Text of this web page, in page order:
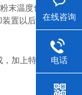
末温度也不会超
置以后，可以
，加上特殊的受
在线咨询
电话